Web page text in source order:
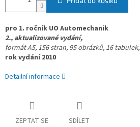
pro 1. ročník UO Automechanik
2., aktualizované vydání,
formát A5, 156 stran, 95 obrázků, 16 tabulek,
rok vydání 2010
Detailní informace
ZEPTAT SE SDÍLET